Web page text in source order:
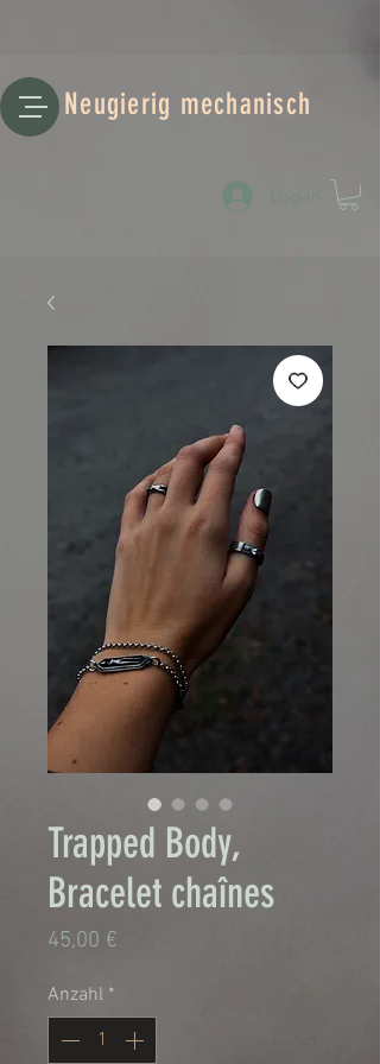
Neugierig mechanisch
Log-in
Trapped Body,
Bracelet chaînes
45,00 €
Anzahl *